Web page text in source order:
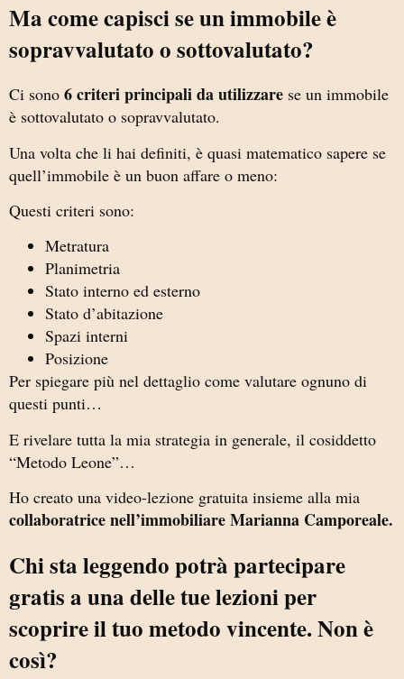
Ma come capisci se un immobile è
sopravvalutato o sottovalutato?
Ci sono 6 criteri principali da utilizzare se un immobile
è sottovalutato o sopravvalutato.
Una volta che li hai definiti, è quasi matematico sapere se
quell’immobile è un buon affare o meno:
Questi criteri sono:
Metratura
Planimetria
Stato interno ed esterno
Stato d’abitazione
Spazi interni
Posizione
Per spiegare più nel dettaglio come valutare ognuno di
questi punti…
E rivelare tutta la mia strategia in generale, il cosiddetto
“Metodo Leone”…
Ho creato una video-lezione gratuita insieme alla mia
collaboratrice nell’immobiliare Marianna Camporeale.
Chi sta leggendo potrà partecipare
gratis a una delle tue lezioni per
scoprire il tuo metodo vincente. Non è
così?